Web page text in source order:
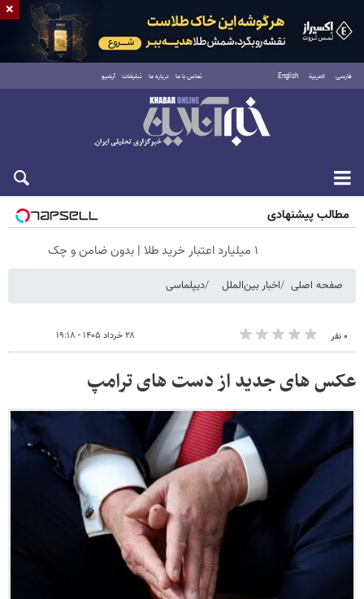
فارسی العربية English تماس با ما درباره ما تبلیغات آرشیو
پنجشنبه ۱۵ مرداد ۱۴۰۵
مطالب پیشنهادی
۱ میلیارد اعتبار خرید طلا | بدون ضامن و چک
صفحه اصلی اخبار بین‌الملل دیپلماسی
۰ نفر ۲۸ خرداد ۱۴۰۵ - ۱۹:۱۸
عکس های جدید از دست های ترامپ
×